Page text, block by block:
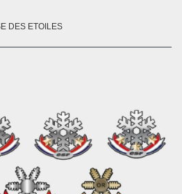
DES ETOILES